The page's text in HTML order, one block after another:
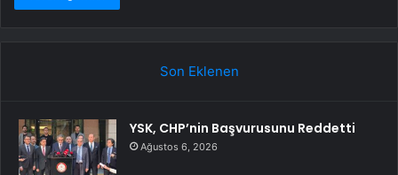
Son Eklenen
YSK, CHP’nin Başvurusunu Reddetti
Ağustos 6, 2026